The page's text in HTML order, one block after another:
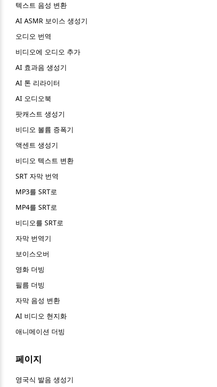
텍스트 음성 변환
AI ASMR 보이스 생성기
오디오 번역
비디오에 오디오 추가
AI 효과음 생성기
AI 톤 리라이터
AI 오디오북
팟캐스트 생성기
비디오 볼륨 증폭기
액센트 생성기
비디오 텍스트 변환
SRT 자막 번역
MP3를 SRT로
MP4를 SRT로
비디오를 SRT로
자막 번역기
보이스오버
영화 더빙
필름 더빙
자막 음성 변환
AI 비디오 현지화
애니메이션 더빙
페이지
영국식 발음 생성기